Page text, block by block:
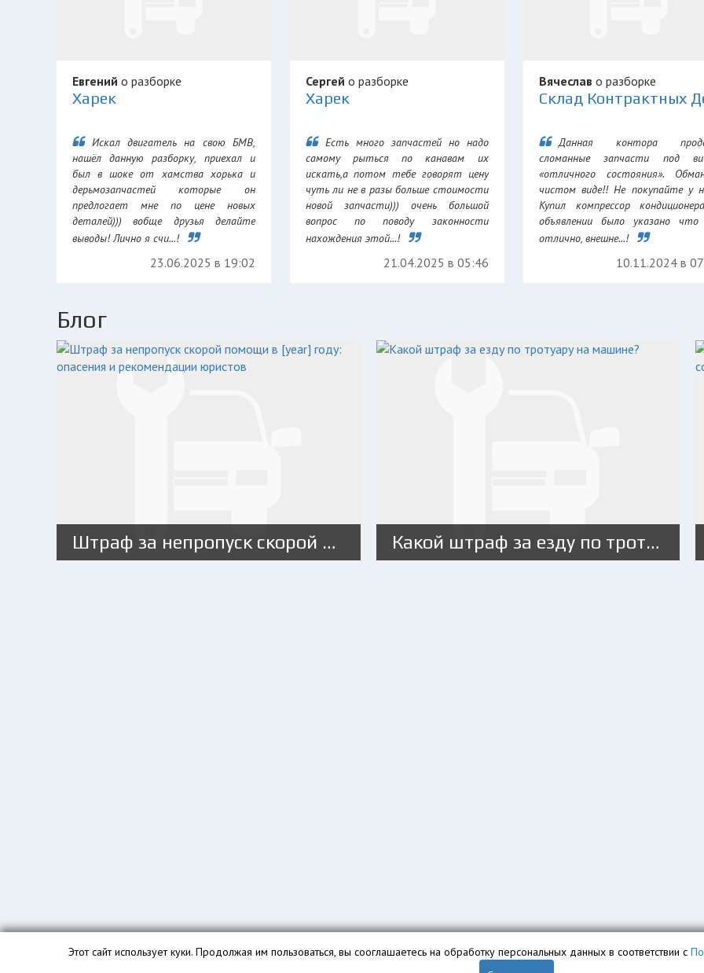
Евгений о разборке
Харек
Искал двигатель на свою БМВ,
нашёл данную разборку, приехал и
был в шоке от хамства хорька и
дерьмозапчастей которые он
предлогает мне по цене новых
деталей))) вобще друзья делайте
выводы! Лично я счи...!
23.06.2025 в 19:02
Сергей о разборке
Харек
Есть много запчастей но надо
самому рыться по канавам их
искать,а потом тебе говорят цену
чуть ли не в разы больше стоимости
новой запчасти))) очень большой
вопрос по поводу законности
нахождения этой...!
21.04.2025 в 05:46
Вячеслав о разборке
Данная контора
сломанные запчасти под
«отличного состояния».
чистом виде!! Не покупайте у
Купил компрессор
объявлении было указано что
отлично, внешне...!
10.11.2024 в
Блог
Штраф за непропуск скорой помощи в [year] году: опасения и рекомендации юристов Какой штраф за езду по тротуару на машине?
Этот сайт использует куки. Продолжая им пользоваться, вы сооглашаетесь на обработку персональных данных в соответствии с